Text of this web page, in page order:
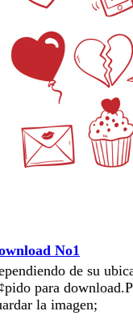
No1
de su
para
la imagen;